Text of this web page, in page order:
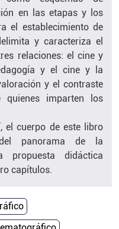
en las etapas y los
el establecimiento de
y caracteriza el
relaciones: el cine y
y el cine y la
y el contraste
quienes imparten los
el cuerpo de este libro
panorama de la
didáctica
capítulos.